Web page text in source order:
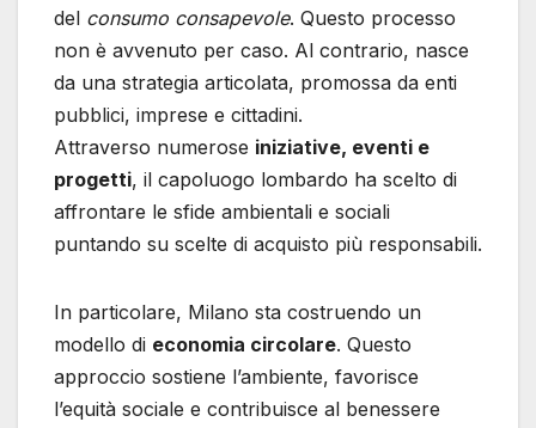
del consumo consapevole. Questo processo
non è avvenuto per caso. Al contrario, nasce
da una strategia articolata, promossa da enti
pubblici, imprese e cittadini.
Attraverso numerose iniziative, eventi e
progetti, il capoluogo lombardo ha scelto di
affrontare le sfide ambientali e sociali
puntando su scelte di acquisto più responsabili.
In particolare, Milano sta costruendo un
modello di economia circolare. Questo
approccio sostiene l’ambiente, favorisce
l’equità sociale e contribuisce al benessere